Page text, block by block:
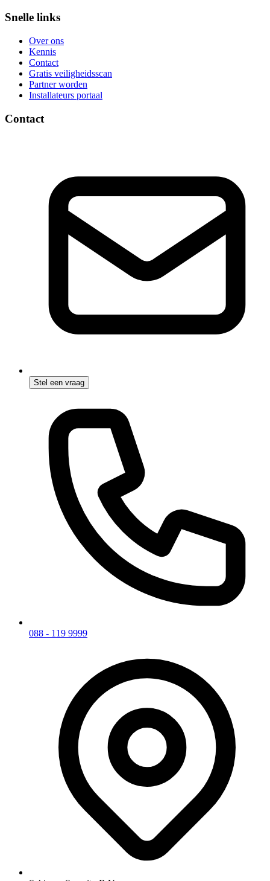
Snelle links
Over ons
Kennis
Contact
Gratis veiligheidsscan
Partner worden
Installateurs portaal
Contact
Stel een vraag
088 - 119 9999